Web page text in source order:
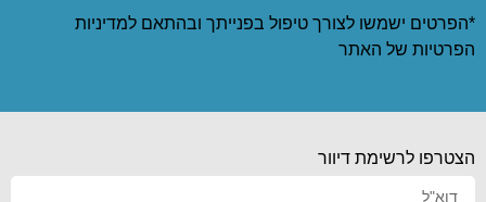
*הפרטים ישמשו לצורך טיפול בפנייתך ובהתאם למדיניות
הפרטיות של האתר
הצטרפו לרשימת דיוור